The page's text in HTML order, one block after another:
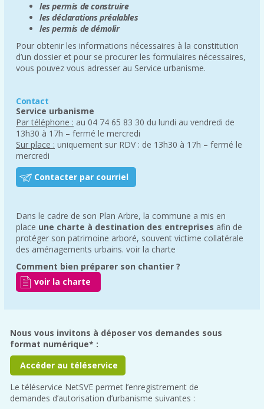
les permis de construire
les déclarations préalables
les permis de démolir
Pour obtenir les informations nécessaires à la constitution
d’un dossier et pour se procurer les formulaires nécessaires,
vous pouvez vous adresser au Service urbanisme.
Contact
Service urbanisme
Par téléphone : au 04 74 65 83 30 du lundi au vendredi de
13h30 à 17h – fermé le mercredi
Sur place : uniquement sur RDV : de 13h30 à 17h – fermé le
mercredi
Contacter par courriel
Dans le cadre de son Plan Arbre, la commune a mis en
place une charte à destination des entreprises afin de
protéger son patrimoine arboré, souvent victime collatérale
des aménagements urbains. voir la charte
Comment bien préparer son chantier ?
voir la charte
Nous vous invitons à déposer vos demandes sous
format numérique* :
Accéder au téléservice
Le téléservice NetSVE permet l’enregistrement de
demandes d’autorisation d’urbanisme suivantes :